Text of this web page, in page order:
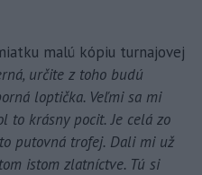
malú kópiu turnajovej
určite z toho budú
loptička. Veľmi sa mi
to krásny pocit. Je celá zo
putovná trofej. Dali mi už
istom zlatníctve. Tú si